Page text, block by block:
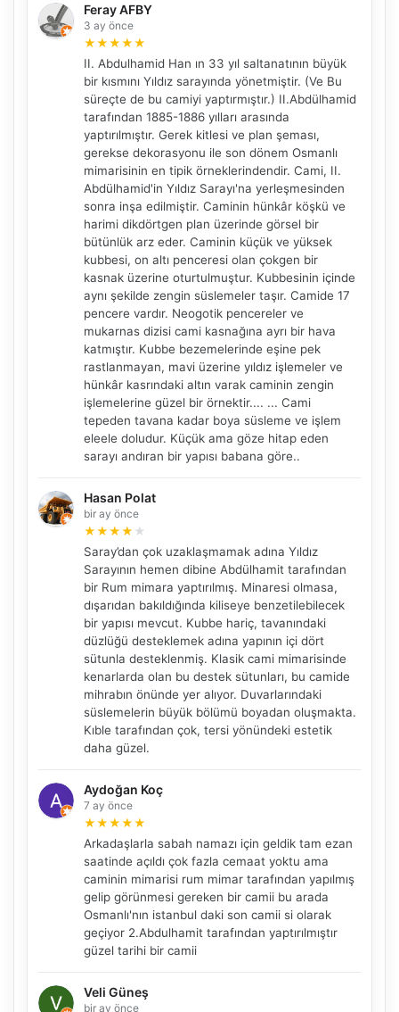
Feray AFBY
3 ay önce
★★★★★
II. Abdulhamid Han ın 33 yıl saltanatının büyük
bir kısmını Yıldız sarayında yönetmiştir. (Ve Bu
süreçte de bu camiyi yaptırmıştır.) II.Abdülhamid
tarafından 1885-1886 yılları arasında
yaptırılmıştır. Gerek kitlesi ve plan şeması,
gerekse dekorasyonu ile son dönem Osmanlı
mimarisinin en tipik örneklerindendir. Cami, II.
Abdülhamid'in Yıldız Sarayı'na yerleşmesinden
sonra inşa edilmiştir. Caminin hünkâr köşkü ve
harimi dikdörtgen plan üzerinde görsel bir
bütünlük arz eder. Caminin küçük ve yüksek
kubbesi, on altı penceresi olan çokgen bir
kasnak üzerine oturtulmuştur. Kubbesinin içinde
aynı şekilde zengin süslemeler taşır. Camide 17
pencere vardır. Neogotik pencereler ve
mukarnas dizisi cami kasnağına ayrı bir hava
katmıştır. Kubbe bezemelerinde eşine pek
rastlanmayan, mavi üzerine yıldız işlemeler ve
hünkâr kasrındaki altın varak caminin zengin
işlemelerine güzel bir örnektir.... ... Cami
tepeden tavana kadar boya süsleme ve işlem
eleele doludur. Küçük ama göze hitap eden
sarayı andıran bir yapısı babana göre..
Hasan Polat
bir ay önce
★★★★ ★
Saray’dan çok uzaklaşmamak adına Yıldız
Sarayının hemen dibine Abdülhamit tarafından
bir Rum mimara yaptırılmış. Minaresi olmasa,
dışarıdan bakıldığında kiliseye benzetilebilecek
bir yapısı mevcut. Kubbe hariç, tavanındaki
düzlüğü desteklemek adına yapının içi dört
sütunla desteklenmiş. Klasik cami mimarisinde
kenarlarda olan bu destek sütunları, bu camide
mihrabın önünde yer alıyor. Duvarlarındaki
süslemelerin büyük bölümü boyadan oluşmakta.
Kıble tarafından çok, tersi yönündeki estetik
daha güzel.
Aydoğan Koç
7 ay önce
★★★★★
Arkadaşlarla sabah namazı için geldik tam ezan
saatinde açıldı çok fazla cemaat yoktu ama
caminin mimarisi rum mimar tarafından yapılmış
gelip görünmesi gereken bir camii bu arada
Osmanlı'nın istanbul daki son camii si olarak
geçiyor 2.Abdulhamit tarafından yaptırılmıştır
güzel tarihi bir camii
Veli Güneş
bir ay önce
NBY Akıllı Asistan
AI kullanmadan, sitedeki gerçek yerlerle akıllı rota
Şehir / ilçe